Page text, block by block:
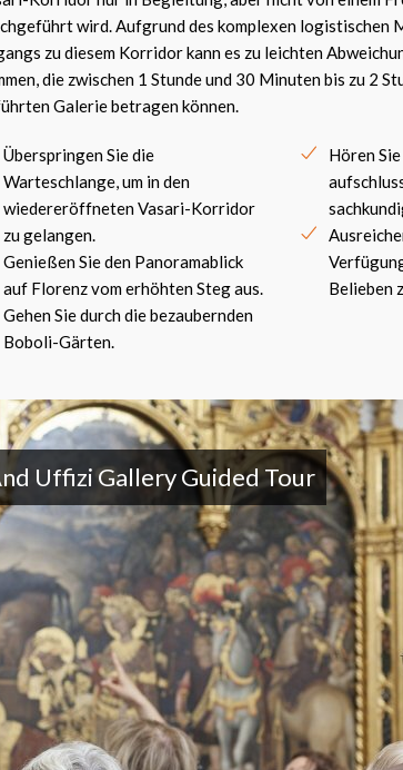
wird. Aufgrund des komplexen logistischen
zu diesem Korridor kann es zu leichten
die zwischen 1 Stunde und 30 Minuten bis zu 2
Galerie betragen können.
Überspringen Sie die
Warteschlange, um in den
wiedereröffneten Vasari-Korridor
zu gelangen.
Genießen Sie den Panoramablick
auf Florenz vom erhöhten Steg aus.
Gehen Sie durch die bezaubernden
Boboli-Gärten.
Hören
Belieben
Uffizi Gallery Guided Tour